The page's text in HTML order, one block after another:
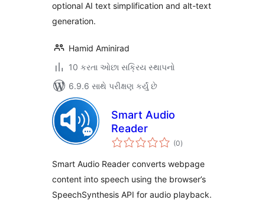
optional AI text simplification and alt-text
generation.
Hamid Aminirad
10 કરતા ઓછા સક્રિય સ્થાપનો
6.9.6 સાથે પરીક્ષણ કર્યું છે
Smart Audio
Reader
(0કુલ
રેટિંગ્સ
)
Smart Audio Reader converts webpage
content into speech using the browser’s
SpeechSynthesis API for audio playback.